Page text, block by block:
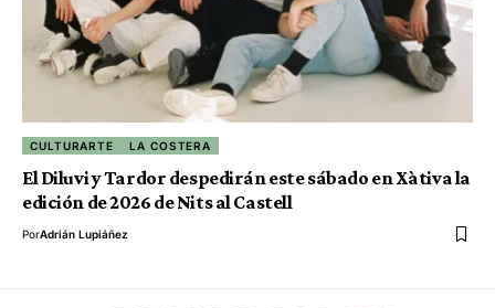
CULTURARTE LA COSTERA
El Diluvi y Tardor despedirán este sábado en Xàtiva la
edición de 2026 de Nits al Castell
PorAdrián Lupiáñez